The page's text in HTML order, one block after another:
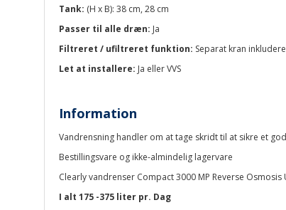
Tank: (H x B): 38 cm, 28 cm
Passer til alle dræn: Ja
Filtreret / ufiltreret funktion: Separat kran
Let at installere: Ja eller VVS
Information
Vandrensning handler om at tage skridt til at sikre et
Bestillingsvare og ikke-almindelig lagervare
Clearly vandrenser Compact 3000 MP Reverse
I alt 175 -375 liter pr. Dag